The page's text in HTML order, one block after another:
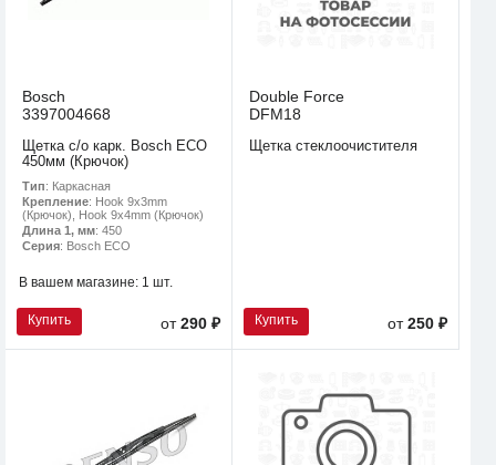
Bosch
3397004668
Щетка с/о карк. Bosch ECO
450мм (Крючок)
Тип: Каркасная
Крепление: Hook 9x3mm
(Крючок), Hook 9x4mm (Крючок)
Длина 1, мм: 450
Серия: Bosch ECO
В вашем магазине: 1 шт.
Купить от290 ₽
Double Force
DFM18
Щетка стеклоочистителя
Купить от250 ₽